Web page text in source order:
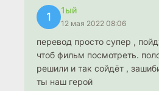
1
1ый
12 мая 2022 08:06
перевод просто супер ,
чтоб фильм посмотреть.
решили и так сойдёт ,
ты наш герой